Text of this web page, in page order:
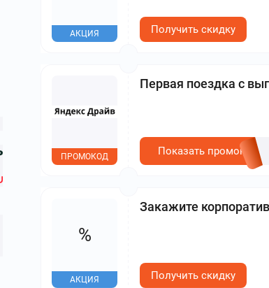
АКЦИЯ Получить скидку
Первая поездка с
ПРОМОКОД Показать промокод
Закажите
%
АКЦИЯ Получить скидку